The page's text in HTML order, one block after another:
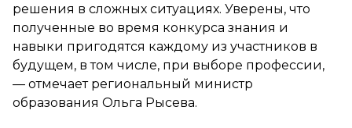
решения в сложных ситуациях. Уверены, что
полученные во время конкурса знания и
навыки пригодятся каждому из участников в
будущем, в том числе, при выборе профессии,
— отмечает региональный министр
образования Ольга Рысева.